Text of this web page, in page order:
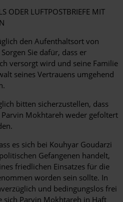
ODER LUFTPOSTBRIEFE MIT
den Aufenthaltsort von
Sie dafür, dass er
versorgt wird und seine Familie
seines Vertrauens umgehend
bitten sicherzustellen, dass
Mokhtareh weder gefoltert
es sich bei Kouhyar Goudarzi
Gefangenen handelt,
friedlichen Einsatzes für die
worden sein sollte. In
und bedingungslos frei
sich Parvin Mokhtareh in Haft